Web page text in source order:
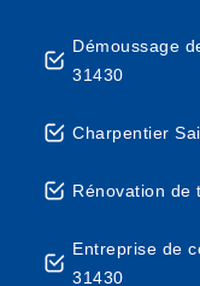
Démoussage
31430
Charpentier
Rénovation de
Entreprise de
31430